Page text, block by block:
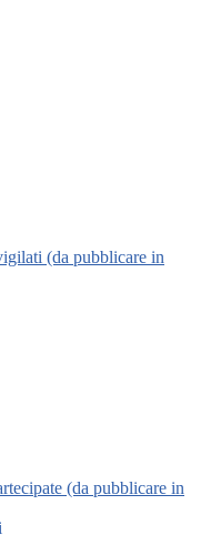
(da pubblicare in
(da pubblicare in